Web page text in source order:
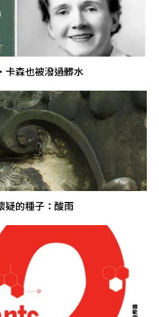
卡森也被潑過髒水
疑的種子：酸雨